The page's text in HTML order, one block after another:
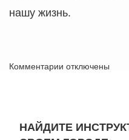
нашу жизнь.
Комментарии отключены
НАЙДИТЕ